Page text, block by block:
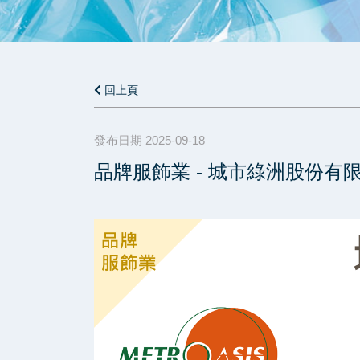
回上頁
發布日期 2025-09-18
品牌服飾業 - 城市綠洲股份有